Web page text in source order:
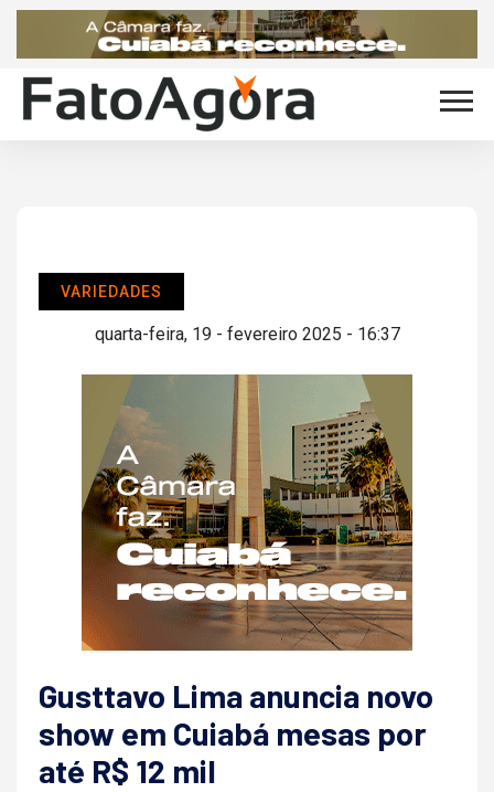
VARIEDADES
quarta-feira, 19 - fevereiro 2025 - 16:37
Gusttavo Lima anuncia novo
show em Cuiabá mesas por
até R$ 12 mil